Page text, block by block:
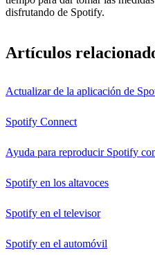
disfrutando de Spotify.
Artículos
Actualizar de la aplicación de
Spotify Connect
Ayuda para reproducir Spotify
Spotify en los altavoces
Spotify en el televisor
Spotify en el automóvil